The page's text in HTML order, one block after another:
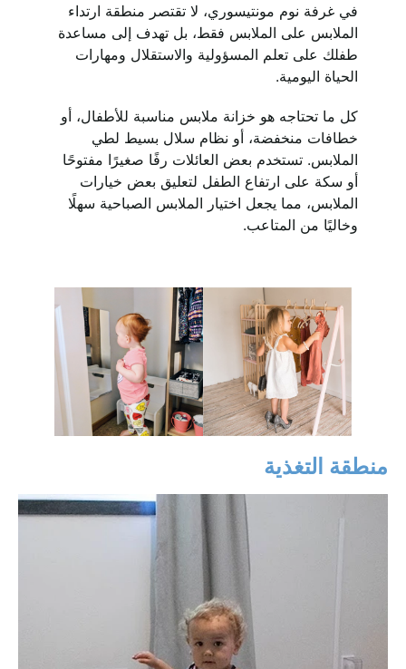
في غرفة نوم مونتيسوري، لا تقتصر منطقة ارتداء
الملابس على الملابس فقط، بل تهدف إلى مساعدة
طفلك على تعلم المسؤولية والاستقلال ومهارات
الحياة اليومية.
كل ما تحتاجه هو خزانة ملابس مناسبة للأطفال، أو
خطافات منخفضة، أو نظام سلال بسيط لطي
الملابس. تستخدم بعض العائلات رفًا صغيرًا مفتوحًا
أو سكة على ارتفاع الطفل لتعليق بعض خيارات
الملابس، مما يجعل اختيار الملابس الصباحية سهلًا
وخاليًا من المتاعب.
منطقة التغذية